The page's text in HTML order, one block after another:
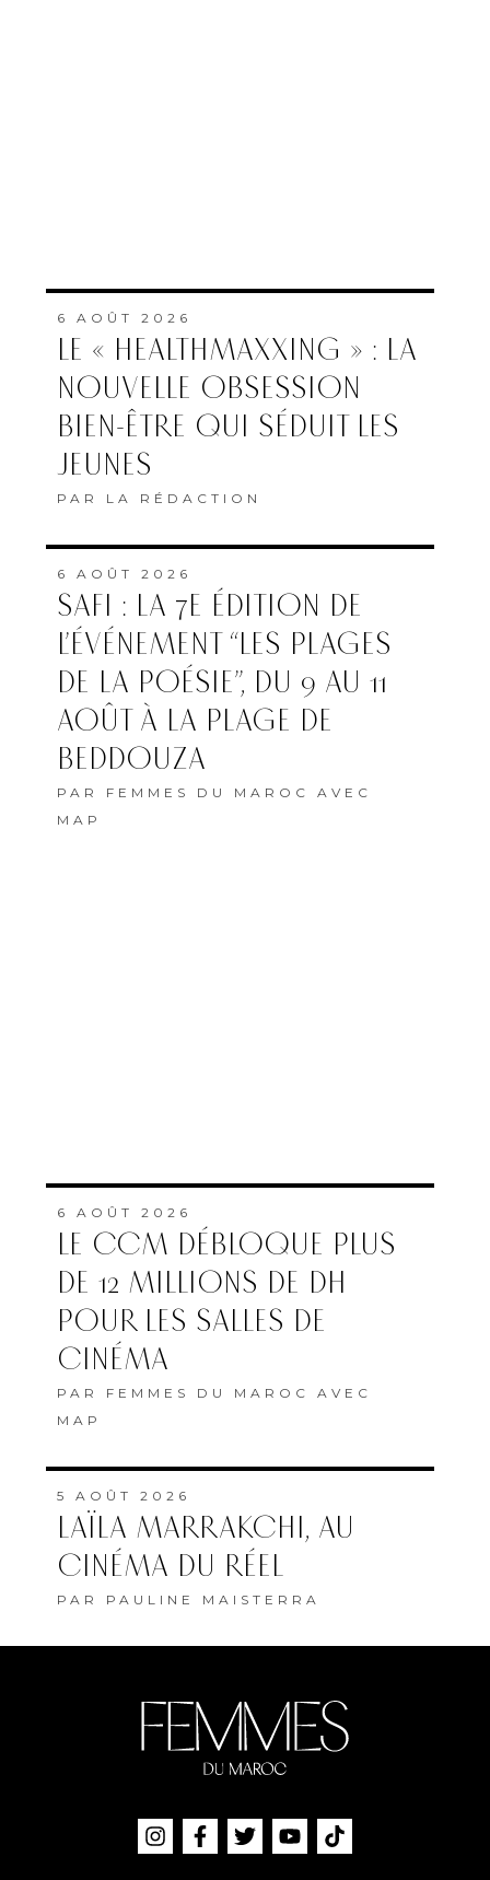
6 AOÛT 2026
LE « HEALTHMAXXING » : LA
NOUVELLE OBSESSION
BIEN-ÊTRE QUI SÉDUIT LES
JEUNES
PAR LA RÉDACTION
6 AOÛT 2026
SAFI : LA 7E ÉDITION DE
L’ÉVÉNEMENT “LES PLAGES
DE LA POÉSIE”, DU 9 AU 11
AOÛT À LA PLAGE DE
BEDDOUZA
PAR FEMMES DU MAROC AVEC
MAP
6 AOÛT 2026
LE CCM DÉBLOQUE PLUS
DE 12 MILLIONS DE DH
POUR LES SALLES DE
CINÉMA
PAR FEMMES DU MAROC AVEC
MAP
5 AOÛT 2026
LAÏLA MARRAKCHI, AU
CINÉMA DU RÉEL
PAR PAULINE MAISTERRA